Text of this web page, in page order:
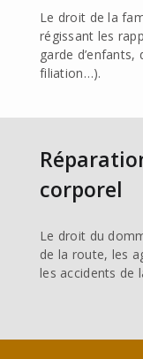
Le droit de la
régissant les
garde
filiation…).
corporel
Le droit du
de la route, les
les accidents de